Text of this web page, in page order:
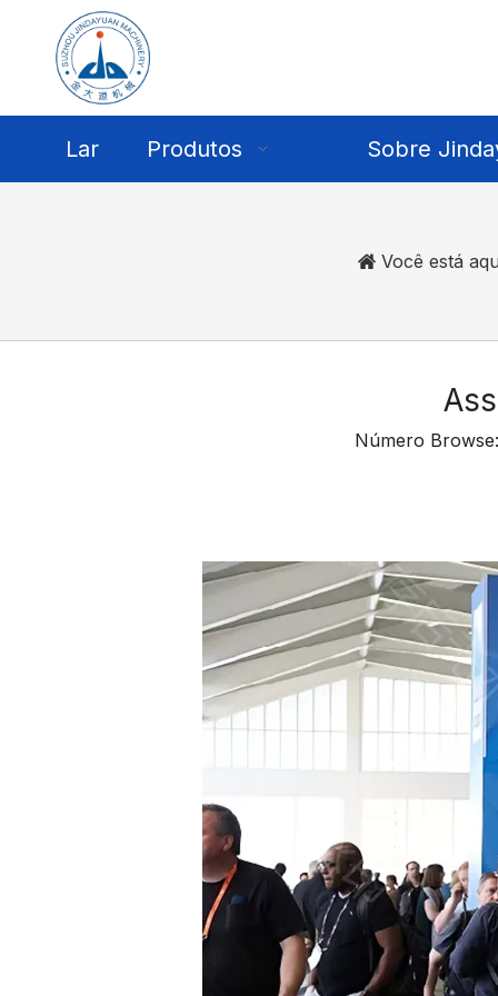
Lar Produtos Sobre
Você está
Número Browse: